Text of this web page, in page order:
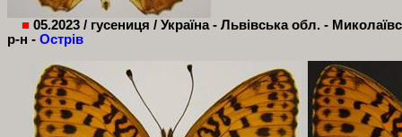
■ 05.2023 / гусениця / Україна - Львівська обл. -
р-н - Острів